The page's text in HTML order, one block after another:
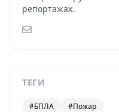
репортажах.
ТЕГИ
#БПЛА #Пожар